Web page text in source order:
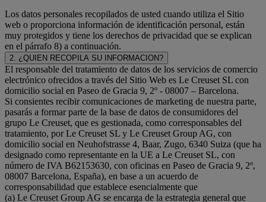
Los datos personales recopilados de usted cuando utiliza el Sitio
web o proporciona información de identificación personal, están
muy protegidos y tiene los derechos de privacidad que se explican
en el párrafo 8) a continuación.
2. ¿QUIEN RECOPILA SU INFORMACION?
El responsable del tratamiento de datos de los servicios de comercio
electrónico ofrecidos a través del Sitio Web es Le Creuset SL con
domicilio social en Paseo de Gracia 9, 2º - 08007 – Barcelona.
Si consientes recibir comunicaciones de marketing de nuestra parte,
pasarás a formar parte de la base de datos de consumidores del
grupo Le Creuset, que es gestionada, como corresponsables del
tratamiento, por Le Creuset SL y Le Creuset Group AG, con
domicilio social en Neuhofstrasse 4, Baar, Zugo, 6340 Suiza (que ha
designado como representante en la UE a Le Creuset SL, con
número de IVA B62153630, con oficinas en Paseo de Gracia 9, 2º,
08007 Barcelona, España), en base a un acuerdo de
corresponsabilidad que establece esencialmente que
(a) Le Creuset Group AG se encarga de la estrategia general que